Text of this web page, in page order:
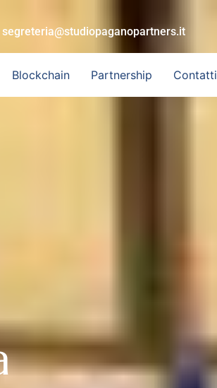
segreteria@studiopaganopartners.it
Blockchain Partnership Contatti